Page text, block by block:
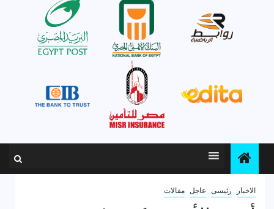
الاخبار رئيسى عاجل مقالات